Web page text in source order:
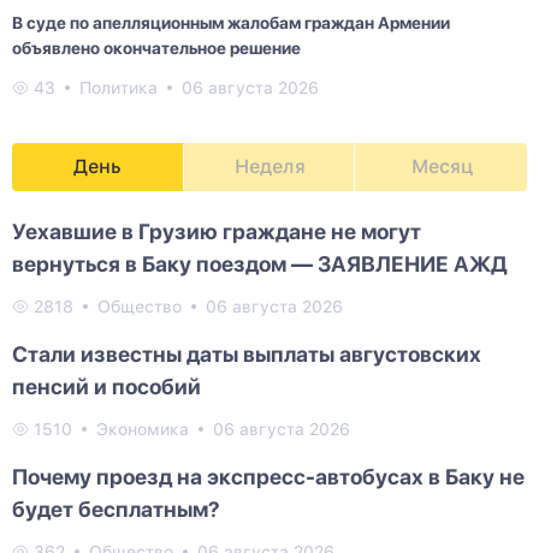
В суде по апелляционным жалобам граждан Армении
объявлено окончательное решение
43 Политика 06 августа 2026
День Неделя Месяц
Уехавшие в Грузию граждане не могут
вернуться в Баку поездом — ЗАЯВЛЕНИЕ АЖД
2818 Общество 06 августа 2026
Стали известны даты выплаты августовских
пенсий и пособий
1510 Экономика 06 августа 2026
Почему проезд на экспресс-автобусах в Баку не
будет бесплатным?